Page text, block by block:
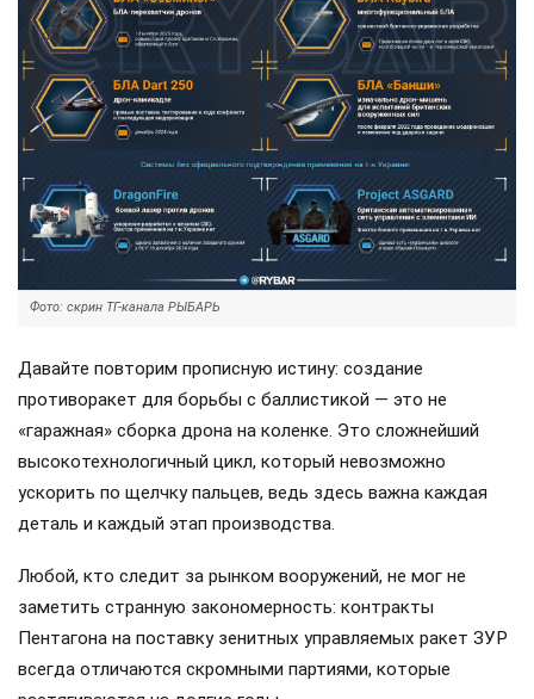
Фото: скрин ТГ-канала РЫБАРЬ
Давайте повторим прописную истину: создание
противоракет для борьбы с баллистикой — это не
«гаражная» сборка дрона на коленке. Это сложнейший
высокотехнологичный цикл, который невозможно
ускорить по щелчку пальцев, ведь здесь важна каждая
деталь и каждый этап производства.
Любой, кто следит за рынком вооружений, не мог не
заметить странную закономерность: контракты
Пентагона на поставку зенитных управляемых ракет ЗУР
всегда отличаются скромными партиями, которые